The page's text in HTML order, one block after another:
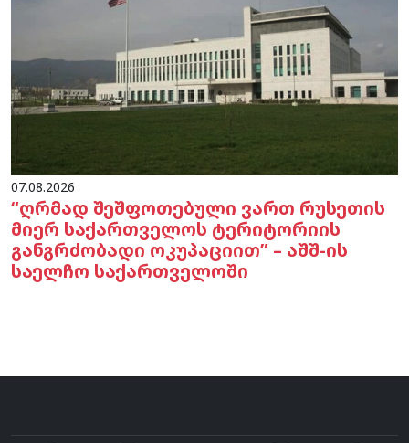
07.08.2026
“ღრმად შეშფოთებული ვართ რუსეთის
მიერ საქართველოს ტერიტორიის
განგრძობადი ოკუპაციით” – აშშ-ის
საელჩო საქართველოში